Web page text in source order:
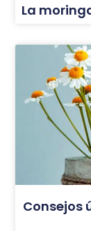
La
Consejos